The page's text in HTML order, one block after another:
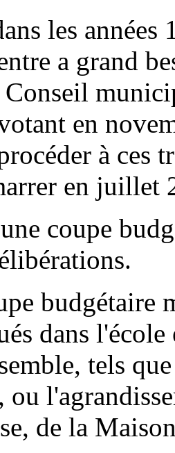
les années
a grand
Conseil
en
à ces
en juillet
coupe
budgétaire
dans
tels
de la